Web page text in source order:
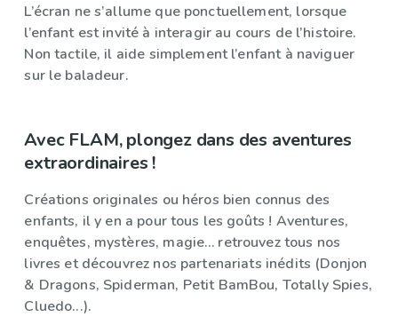
L’écran ne s’allume que ponctuellement, lorsque
l’enfant est invité à interagir au cours de l’histoire.
Non tactile, il aide simplement l’enfant à naviguer
sur le baladeur.
Avec FLAM, plongez dans des aventures
extraordinaires !
Créations originales ou héros bien connus des
enfants, il y en a pour tous les goûts ! Aventures,
enquêtes, mystères, magie… retrouvez tous nos
livres et découvrez nos partenariats inédits (Donjon
& Dragons, Spiderman, Petit BamBou, Totally Spies,
Cluedo...).